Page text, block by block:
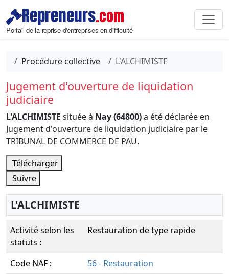
Repreneurs.com
Portail de la reprise d'entreprises en difficulté
Procédure collective L'ALCHIMISTE
Jugement d'ouverture de liquidation
judiciaire
L'ALCHIMISTE située à Nay (64800)a été déclarée en
Jugement d'ouverture de liquidation judiciaire par le
TRIBUNAL DE COMMERCE DE PAU.
Télécharger
Suivre
L'ALCHIMISTE
Activité selon les
statuts :
Restauration de type rapide
Code NAF :
56 - Restauration